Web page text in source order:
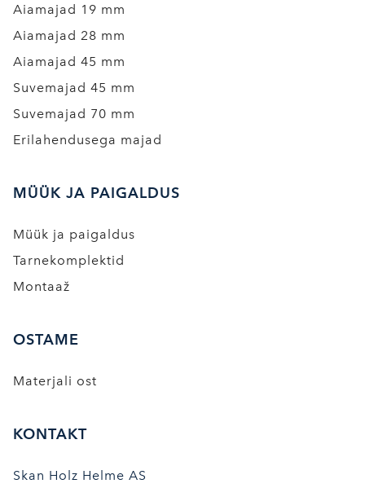
Aiamajad 19 mm
Aiamajad 28 mm
Aiamajad 45 mm
Suvemajad 45 mm
Suvemajad 70 mm
Erilahendusega majad
MÜÜK JA PAIGALDUS
Müük ja paigaldus
Tarnekomplektid
Montaaž
OSTAME
Materjali ost
KONTAKT
Skan Holz Helme AS